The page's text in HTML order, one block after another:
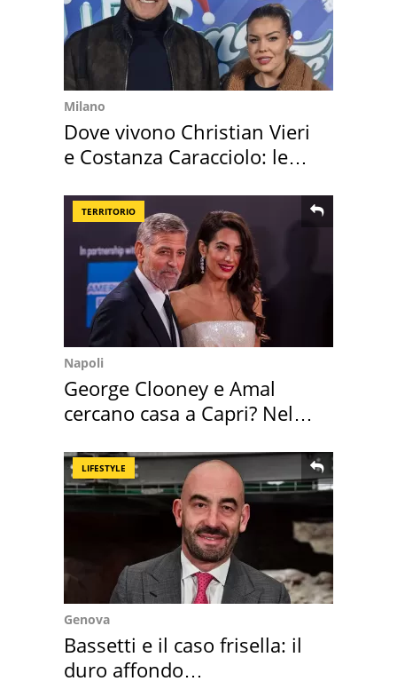
Milano
Dove vivono Christian Vieri
e Costanza Caracciolo: le
TERRITORIO
Napoli
George Clooney e Amal
cercano casa a Capri? Nel
LIFESTYLE
Genova
Bassetti e il caso frisella: il
duro affondo